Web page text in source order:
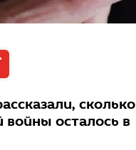
сколько
войны осталось в